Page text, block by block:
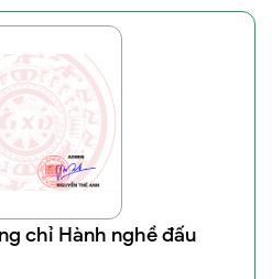
chỉ Hành nghề đấu